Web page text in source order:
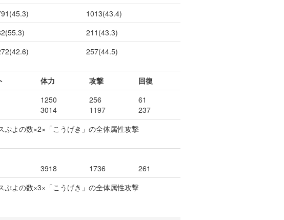
1013(43.4)
211(43.3)
257(44.5)
体力 攻撃
回復
1250
3014
256
1197
61
237
ぷよの数×2×「こうげき」の全体属性攻撃
3918 1736
261
ぷよの数×3×「こうげき」の全体属性攻撃